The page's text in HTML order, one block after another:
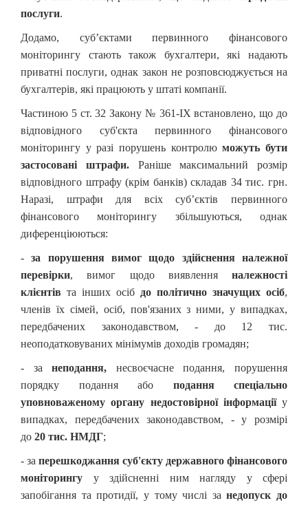
послуги.
Додамо, суб’єктами первинного фінансового
моніторингу стають також бухгалтери, які надають
приватні послуги, однак закон не розповсюджується на
бухгалтерів, які працюють у штаті компанії.
Частиною 5 ст. 32 Закону № 361-IX встановлено, що до
відповідного суб'єкта первинного фінансового
моніторингу у разі порушень контролюможуть бути
застосовані
штрафи. Раніше максимальний розмір
відповідного штрафу (крім банків) складав 34 тис. грн.
Наразі, штрафи для всіх суб’єктів первинного
фінансового моніторингу збільшуються, однак
диференціюються:
-за порушення вимог щодо здійснення належної
перевірки, вимог щодо виявлення належності
клієнтів та інших осіб до політично значущих осіб,
членів їх сімей, осіб, пов'язаних з ними, у випадках,
передбачених законодавством, - до 12 тис.
неоподатковуваних мінімумів доходів громадян;
- за неподання, несвоєчасне подання, порушення
порядку подання або подання спеціально
уповноваженому органу недостовірної інформаціїу
випадках, передбачених законодавством, - у розмірі
до 20 тис. НМДГ;
- за перешкоджання суб'єкту державного фінансового
моніторингу у здійсненні ним нагляду у сфері
запобігання та протидії, у тому числі за недопуск до